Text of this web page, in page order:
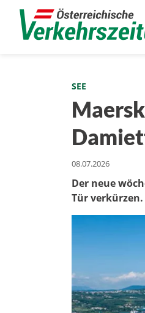
SEE
08.07.2026
Der neue
Tür verkürzen.